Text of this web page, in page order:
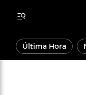
Última Hora